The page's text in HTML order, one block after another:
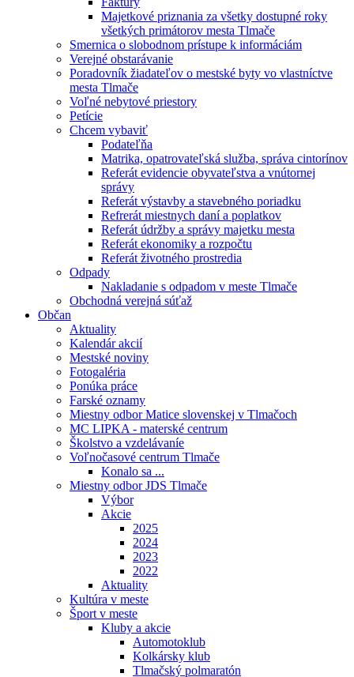
Majetkové priznania za všetky dostupné roky
všetkých primátorov mesta Tlmače
Smernica o slobodnom prístupe k informáciám
Verejné obstarávanie
Poradovník žiadateľov o mestské byty vo vlastníctve
mesta Tlmače
Voľné nebytové priestory
Petície
Chcem vybaviť
Podateľňa
Matrika, opatrovateľská služba, správa cintorínov
Referát evidencie obyvateľstva a vnútornej
správy
Referát výstavby a stavebného poriadku
Refrerát miestnych daní a poplatkov
Referát údržby a správy majetku mesta
Referát ekonomiky a rozpočtu
Referát životného prostredia
Odpady
Nakladanie s odpadom v meste Tlmače
Obchodná verejná súťaž
Občan
Aktuality
Kalendár akcií
Mestské noviny
Fotogaléria
Ponúka práce
Farské oznamy
Miestny odbor Matice slovenskej v Tlmačoch
MC LIPKA - materské centrum
Školstvo a vzdelávaníe
Voľnočasové centrum Tlmače
Konalo sa ...
Miestny odbor JDS Tlmače
Výbor
Akcie
2025
2024
2023
2022
Aktuality
Kultúra v meste
Šport v meste
Kluby a akcie
Automotoklub
Kolkársky klub
Tlmačský polmaratón